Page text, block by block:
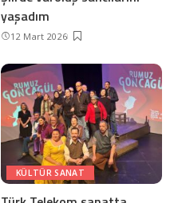
yaşadım
12 Mart 2026
KÜLTÜR SANAT